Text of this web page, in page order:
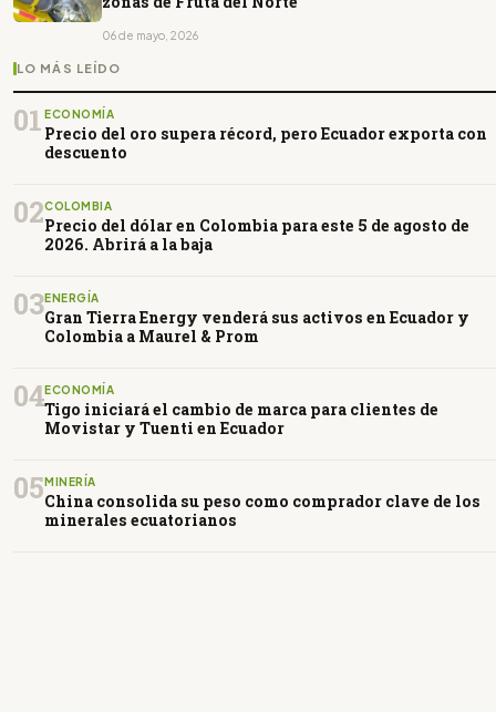
06 de mayo, 2026
LO MÁS LEÍDO
01 ECONOMÍA
Precio del oro supera récord, pero Ecuador exporta con
descuento
02COLOMBIA
Precio del dólar en Colombia para este 5 de agosto de
2026. Abrirá a la baja
03ENERGÍA
Gran Tierra Energy venderá sus activos en Ecuador y
Colombia a Maurel & Prom
04ECONOMÍA
Tigo iniciará el cambio de marca para clientes de
Movistar y Tuenti en Ecuador
05 MINERÍA
China consolida su peso como comprador clave de los
minerales ecuatorianos